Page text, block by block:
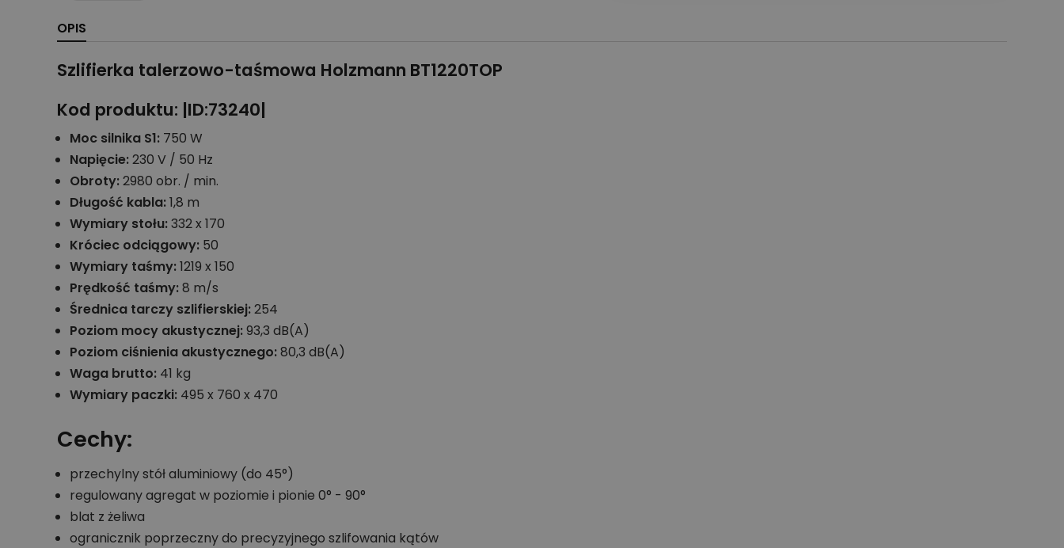
OPIS
Szlifierka talerzowo-taśmowa Holzmann BT1220TOP
Kod produktu: |ID:73240|
Moc silnika S1: 750 W
Napięcie:230 V / 50 Hz
Obroty:2980 obr. / min.
Długość kabla:1,8 m
Wymiary stołu:332 x 170
Króciec odciągowy: 50
Wymiary taśmy:1219 x 150
Prędkość taśmy:8 m/s
Średnica tarczy szlifierskiej:254
Poziom mocy akustycznej:93,3 dB(A)
Poziom ciśnienia akustycznego:80,3 dB(A)
Waga brutto: 41 kg
Wymiary paczki: 495 x 760 x 470
Cechy:
przechylny stół aluminiowy (do 45°)
regulowany agregat w poziomie i pionie 0° - 90°
blat z żeliwa
ogranicznik poprzeczny do precyzyjnego szlifowania kątów